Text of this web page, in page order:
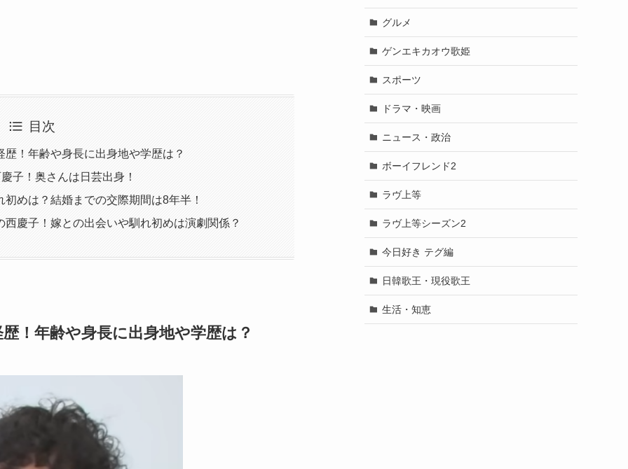
目次
！年齢や身長に出身地や学歴は？
子！奥さんは日芸出身！
めは？結婚までの交際期間は8年半！
慶子！嫁との出会いや馴れ初めは演劇関係？
！年齢や身長に出身地や学歴は？
グルメ
ゲンエキカオウ歌姫
スポーツ
ドラマ・映画
ニュース・政治
ボーイフレンド2
ラヴ上等
ラヴ上等シーズン2
今日好き テグ編
日韓歌王・現役歌王
生活・知恵